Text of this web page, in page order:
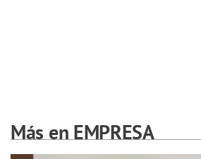
Más en EMPRESA